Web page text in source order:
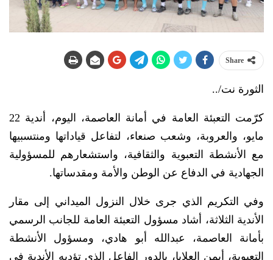
Share
الثورة نت/..
كرّمت التعبئة العامة في أمانة العاصمة، اليوم، أندية 22
مايو، والعروبة، وشعب صنعاء، لتفاعل قياداتها ومنتسبيها
مع الأنشطة التعبوية والثقافية، واستشعارهم للمسؤولية
الجهادية في الدفاع عن الوطن والأمة ومقدساتها.
وفي التكريم الذي جرى خلال النزول الميداني إلى مقار
الأندية الثلاثة، أشاد مسؤول التعبئة العامة للجانب الرسمي
بأمانة العاصمة، عبدالله أبو هادي، ومسؤول الأنشطة
التعبوية، أيمن العلايا، بالدور الفاعل الذي تؤديه الأندية في